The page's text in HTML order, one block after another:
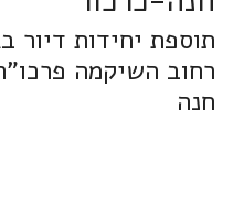
רחוב השיקמה
חנה